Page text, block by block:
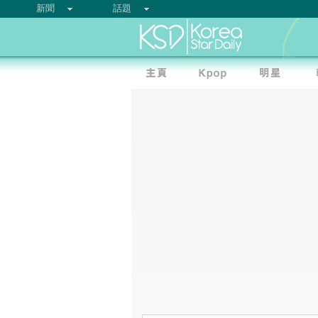
新聞 話題